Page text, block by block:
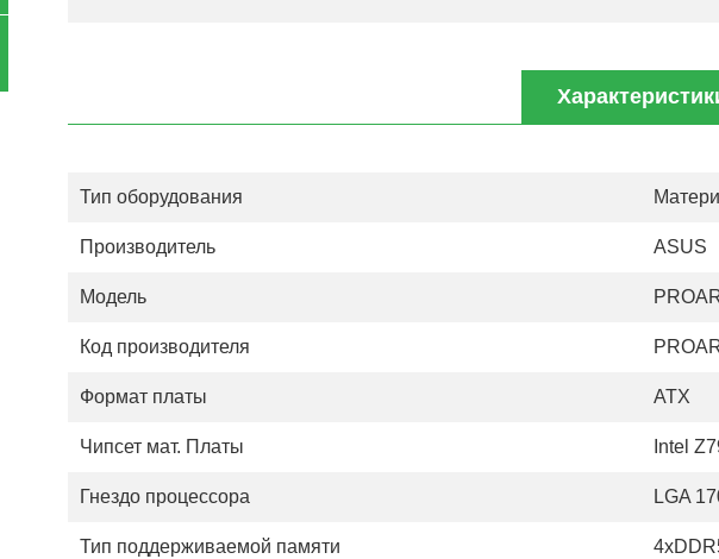
Тип оборудования
Производитель ASUS
Модель
Код производителя
Формат платы ATX
Чипсет мат. Платы Intel
Гнездо процессора LGA
Тип поддерживаемой памяти